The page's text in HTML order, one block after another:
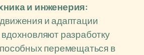
и инженерия:
и адаптации
разработку
перемещаться в